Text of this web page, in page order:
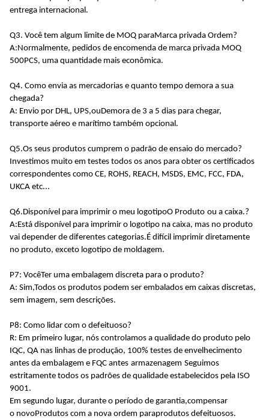
entrega internacional.
Q3. Você tem algum limite de MOQ paraMarca privada Ordem?
A:Normalmente, pedidos de encomenda de marca privada MOQ
500PCS, uma quantidade mais econômica.
Q4. Como envia as mercadorias e quanto tempo demora a sua
chegada?
A: Envio por DHL, UPS,ouDemora de 3 a 5 dias para chegar,
transporte aéreo e marítimo também opcional.
Q5.Os seus produtos cumprem o padrão de ensaio do mercado?
Investimos muito em testes todos os anos para obter os certificados
correspondentes como CE, ROHS, REACH, MSDS, EMC, FCC, FDA,
UKCA etc...
Q6.Disponível para imprimir o meu logotipoO Produto ou a caixa.?
A:Está disponível para imprimir o logotipo na caixa, mas no produto
vai depender de diferentes categorias.É difícil imprimir diretamente
no produto, exceto logotipo de moldagem.
P7: VocêTer uma embalagem discreta para o produto?
A: Sim,Todos os produtos podem ser embalados em caixas discretas,
sem imagem, sem descrições.
P8: Como lidar com o defeituoso?
R: Em primeiro lugar, nós controlamos a qualidade do produto pelo
IQC, QA nas linhas de produção, 100% testes de envelhecimento
antes da embalagem e FQC antes armazenagem Seguimos
estritamente todos os padrões de qualidade estabelecidos pela ISO
9001.
Em segundo lugar, durante o período de garantia,compensar
o novoProdutos com a nova ordem paraprodutos defeituosos.